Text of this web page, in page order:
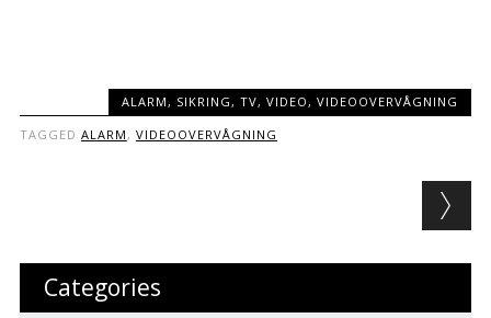
ALARM, SIKRING,TV,VIDEO,VIDEOOVERVÅGNING
TAGGED ALARM , VIDEOOVERVÅGNING
Categories